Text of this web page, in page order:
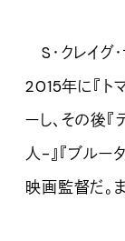
S・クレイグ
2015年に『ト
ーし、その後
人-』『ブルー
映画監督だ。